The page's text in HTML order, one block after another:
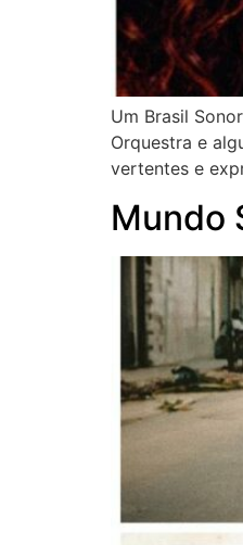
Um Brasil
Orquestra e
vertentes e
Mundo